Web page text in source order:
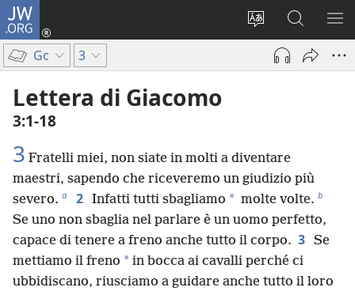
JW.ORG
Modificare
lingua
Accedi
(apre
Cerca
JW.ORG
Gc 3
Lettera di Giacomo
3:1-18
3 Fratelli miei, non siate in molti a diventare
maestri, sapendo che riceveremo un giudizio più
severo. a 2 Infatti tutti sbagliamo * molte volte. b
Se uno non sbaglia nel parlare è un uomo perfetto,
capace di tenere a freno anche tutto il corpo. 3 Se
mettiamo il freno * in bocca ai cavalli perché ci
ubbidiscano, riusciamo a guidare anche tutto il loro